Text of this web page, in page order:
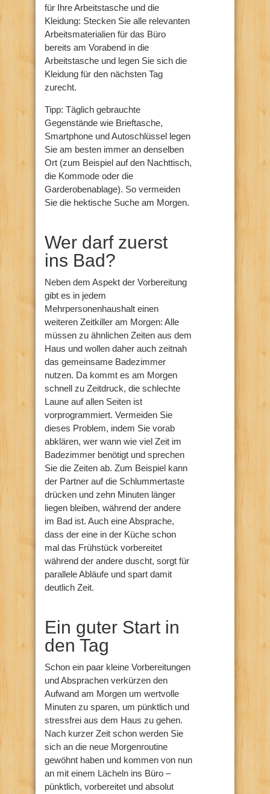
für Ihre Arbeitstasche und die
Kleidung: Stecken Sie alle relevanten
Arbeitsmaterialien für das Büro
bereits am Vorabend in die
Arbeitstasche und legen Sie sich die
Kleidung für den nächsten Tag
zurecht.
Tipp: Täglich gebrauchte
Gegenstände wie Brieftasche,
Smartphone und Autoschlüssel legen
Sie am besten immer an denselben
Ort (zum Beispiel auf den Nachttisch,
die Kommode oder die
Garderobenablage). So vermeiden
Sie die hektische Suche am Morgen.
Wer darf zuerst
ins Bad?
Neben dem Aspekt der Vorbereitung
gibt es in jedem
Mehrpersonenhaushalt einen
weiteren Zeitkiller am Morgen: Alle
müssen zu ähnlichen Zeiten aus dem
Haus und wollen daher auch zeitnah
das gemeinsame Badezimmer
nutzen. Da kommt es am Morgen
schnell zu Zeitdruck, die schlechte
Laune auf allen Seiten ist
vorprogrammiert. Vermeiden Sie
dieses Problem, indem Sie vorab
abklären, wer wann wie viel Zeit im
Badezimmer benötigt und sprechen
Sie die Zeiten ab. Zum Beispiel kann
der Partner auf die Schlummertaste
drücken und zehn Minuten länger
liegen bleiben, während der andere
im Bad ist. Auch eine Absprache,
dass der eine in der Küche schon
mal das Frühstück vorbereitet
während der andere duscht, sorgt für
parallele Abläufe und spart damit
deutlich Zeit.
Ein guter Start in
den Tag
Schon ein paar kleine Vorbereitungen
und Absprachen verkürzen den
Aufwand am Morgen um wertvolle
Minuten zu sparen, um pünktlich und
stressfrei aus dem Haus zu gehen.
Nach kurzer Zeit schon werden Sie
sich an die neue Morgenroutine
gewöhnt haben und kommen von nun
an mit einem Lächeln ins Büro –
pünktlich, vorbereitet und absolut